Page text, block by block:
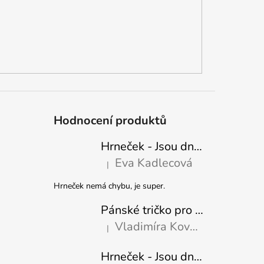
Hodnocení produktů
Hrneček - Jsou dny, kdy mě dokáže nasrat i vzduch - Sova
Hodnocení produktu je 5 z 5 hvězdiček.
| Eva Kadlecová
Hrneček nemá chybu, je super.
Pánské tričko pro nejlepšího tatínka
Hodnocení produktu je 5 z 5 hvězdiček.
|
Vladimíra Kovaříková
Hrneček - Jsou dny, kdy mě dokáže nasrat i vzduch-naštvaný pejsek